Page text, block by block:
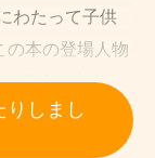
わたって子供
の本の登場人物
茶会を主催す
いたのでしょ
しまし